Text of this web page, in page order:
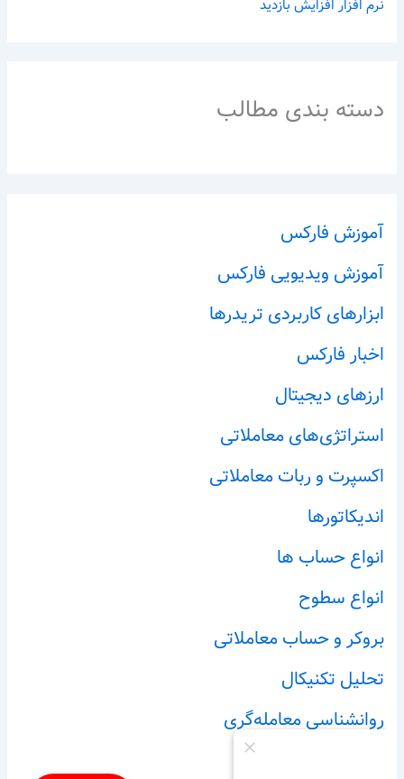
نرم افزار افزایش بازدید
دسته بندی مطالب
آموزش فارکس
آموزش ویدیویی فارکس
ابزارهای کاربردی تریدرها
اخبار فارکس
ارزهای دیجیتال
استراتژی‌های معاملاتی
اکسپرت و ربات معاملاتی
اندیکاتورها
انواع حساب ها
انواع سطوح
بروکر و حساب معاملاتی
تحلیل تکنیکال
روانشناسی معامله‌گری